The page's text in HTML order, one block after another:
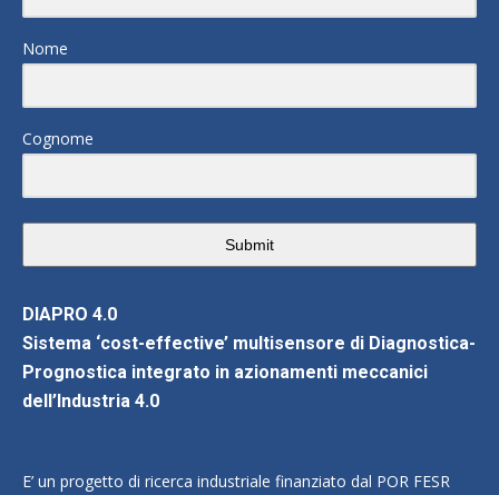
Nome
Cognome
Submit
DIAPRO 4.0
Sistema ‘cost-effective’ multisensore di Diagnostica-
Prognostica integrato in azionamenti meccanici
dell’Industria 4.0
E’ un progetto di ricerca industriale finanziato dal POR FESR